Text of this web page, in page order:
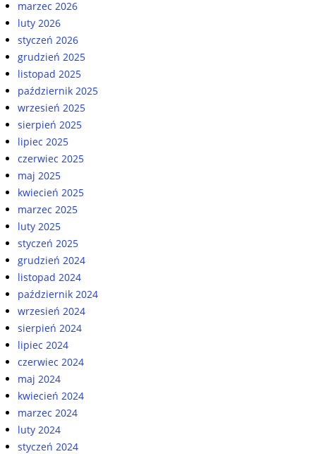
marzec 2026
luty 2026
styczeń 2026
grudzień 2025
listopad 2025
październik 2025
wrzesień 2025
sierpień 2025
lipiec 2025
czerwiec 2025
maj 2025
kwiecień 2025
marzec 2025
luty 2025
styczeń 2025
grudzień 2024
listopad 2024
październik 2024
wrzesień 2024
sierpień 2024
lipiec 2024
czerwiec 2024
maj 2024
kwiecień 2024
marzec 2024
luty 2024
styczeń 2024